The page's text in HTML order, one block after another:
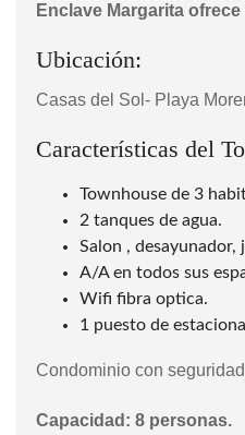
Enclave Margarita
Ubicación:
Casas del Sol- Playa
Características del
Townhouse de 3
2 tanques de agua.
Salon , desayunador,
A/A en todos sus
Wifi fibra optica.
1 puesto de
Condominio con
Capacidad: 8 personas.